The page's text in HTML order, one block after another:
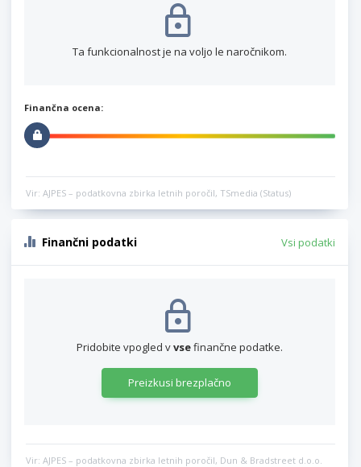
Ta funkcionalnost je na voljo le naročnikom.
Finančna ocena:
Vir: AJPES – podatkovna zbirka letnih poročil, TSmedia (Status)
Finančni podatki Vsi podatki
Pridobite vpogled vvsefinančne podatke.
Preizkusi brezplačno
Vir: AJPES – podatkovna zbirka letnih poročil, Dun & Bradstreet d.o.o.